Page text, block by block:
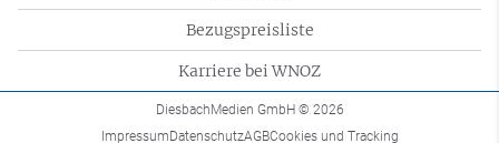
Bezugspreisliste
Karriere bei WNOZ
DiesbachMedien GmbH © 2026
ImpressumDatenschutzAGBCookies und Tracking